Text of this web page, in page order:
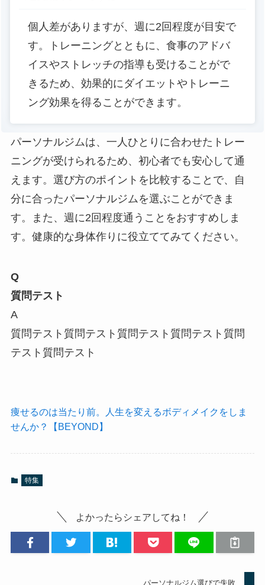
個人差がありますが、週に2回程度が目安で
す。トレーニングとともに、食事のアドバ
イスやストレッチの指導も受けることがで
きるため、効果的にダイエットやトレーニ
ング効果を得ることができます。
パーソナルジムは、一人ひとりに合わせたトレー
ニングが受けられるため、初心者でも安心して通
えます。選び方のポイントを比較することで、自
分に合ったパーソナルジムを選ぶことができま
す。また、週に2回程度通うことをおすすめしま
す。健康的な身体作りに役立ててみてください。
Q
質問テスト
A
質問テスト質問テスト質問テスト質問テスト質問
テスト質問テスト
痩せるのは当たり前。人生を変えるボディメイクをしま
せんか？【BEYOND】
特集
よかったらシェアしてね！
パーソナルジム選びで失敗